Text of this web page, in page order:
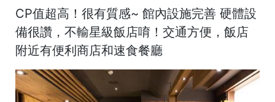
CP值超高！很有質感~ 館內設施完善 硬體設
備很讚，不輸星級飯店唷！ 交通方便，飯店
附近有便利商店和速食餐廳